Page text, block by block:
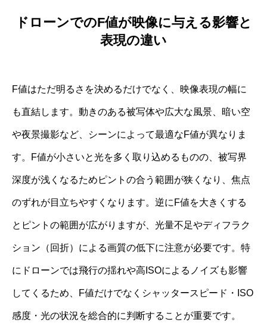
ドローンでのF値が映像に与える影響と
表現の違い
F値はただ明るさを決めるだけでなく、映像表現の幅に
も直結します。動きのある被写体や広大な風景、暗い空
や夜景撮影など、シーンによって最適なF値が異なりま
す。F値が小さいと光を多く取り込めるものの、被写界
深度が浅くなるためピントの合う範囲が狭くなり、焦点
のずれが目立ちやすくなります。逆にF値を大きくする
とピントの範囲が広がりますが、光量不足やディフラク
ション（回折）による画質の低下に注意が必要です。特
にドローンでは飛行の揺れや高ISOによるノイズも影響
してくるため、F値だけでなくシャッタースピード・ISO
感度・光の状況を総合的に判断することが重要です。